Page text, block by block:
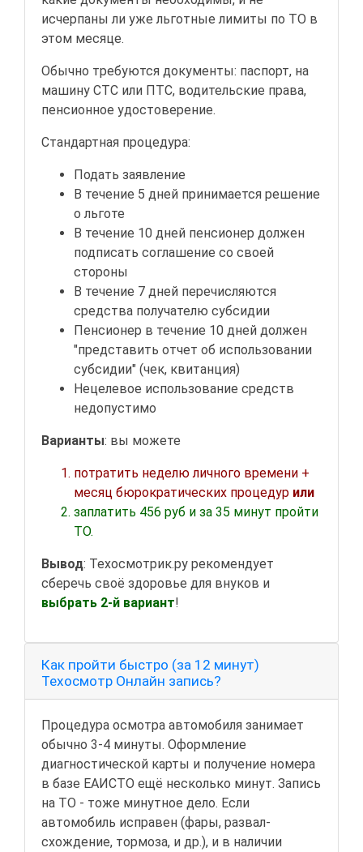
исчерпаны ли уже льготные лимиты по ТО в
этом месяце.
Обычно требуются документы: паспорт, на
машину СТС или ПТС, водительские права,
пенсионное удостоверение.
Стандартная процедура:
Подать заявление
В течение 5 дней принимается решение
о льготе
В течение 10 дней пенсионер должен
подписать соглашение со своей
стороны
В течение 7 дней перечисляются
средства получателю субсидии
Пенсионер в течение 10 дней должен
"представить отчет об использовании
субсидии" (чек, квитанция)
Нецелевое использование средств
недопустимо
Варианты: вы можете
потратить неделю личного времени +
месяц бюрократических процедур или
заплатить 456 руб и за 35 минут пройти
ТО.
Вывод: Техосмотрик.ру рекомендует
сберечь своё здоровье для внуков и
выбрать 2-й вариант!
Как пройти быстро (за 12 минут)
Техосмотр Онлайн запись?
Процедура осмотра автомобиля занимает
обычно 3-4 минуты. Оформление
диагностической карты и получение номера
в базе ЕАИСТО ещё несколько минут. Запись
на ТО - тоже минутное дело. Если
автомобиль исправен (фары, развал-
схождение, тормоза, и др.), и в наличии